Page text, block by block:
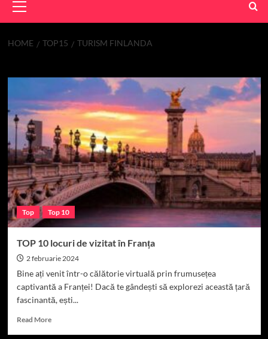
Menu
HOME TOP15 TURISM FINLANDA
Top Top 10
TOP 10 locuri de vizitat în Franța
2 februarie 2024
Bine ați venit într-o călătorie virtuală prin frumusețea
captivantă a Franței! Dacă te gândești să explorezi această țară
fascinantă, ești...
Read MoreRead